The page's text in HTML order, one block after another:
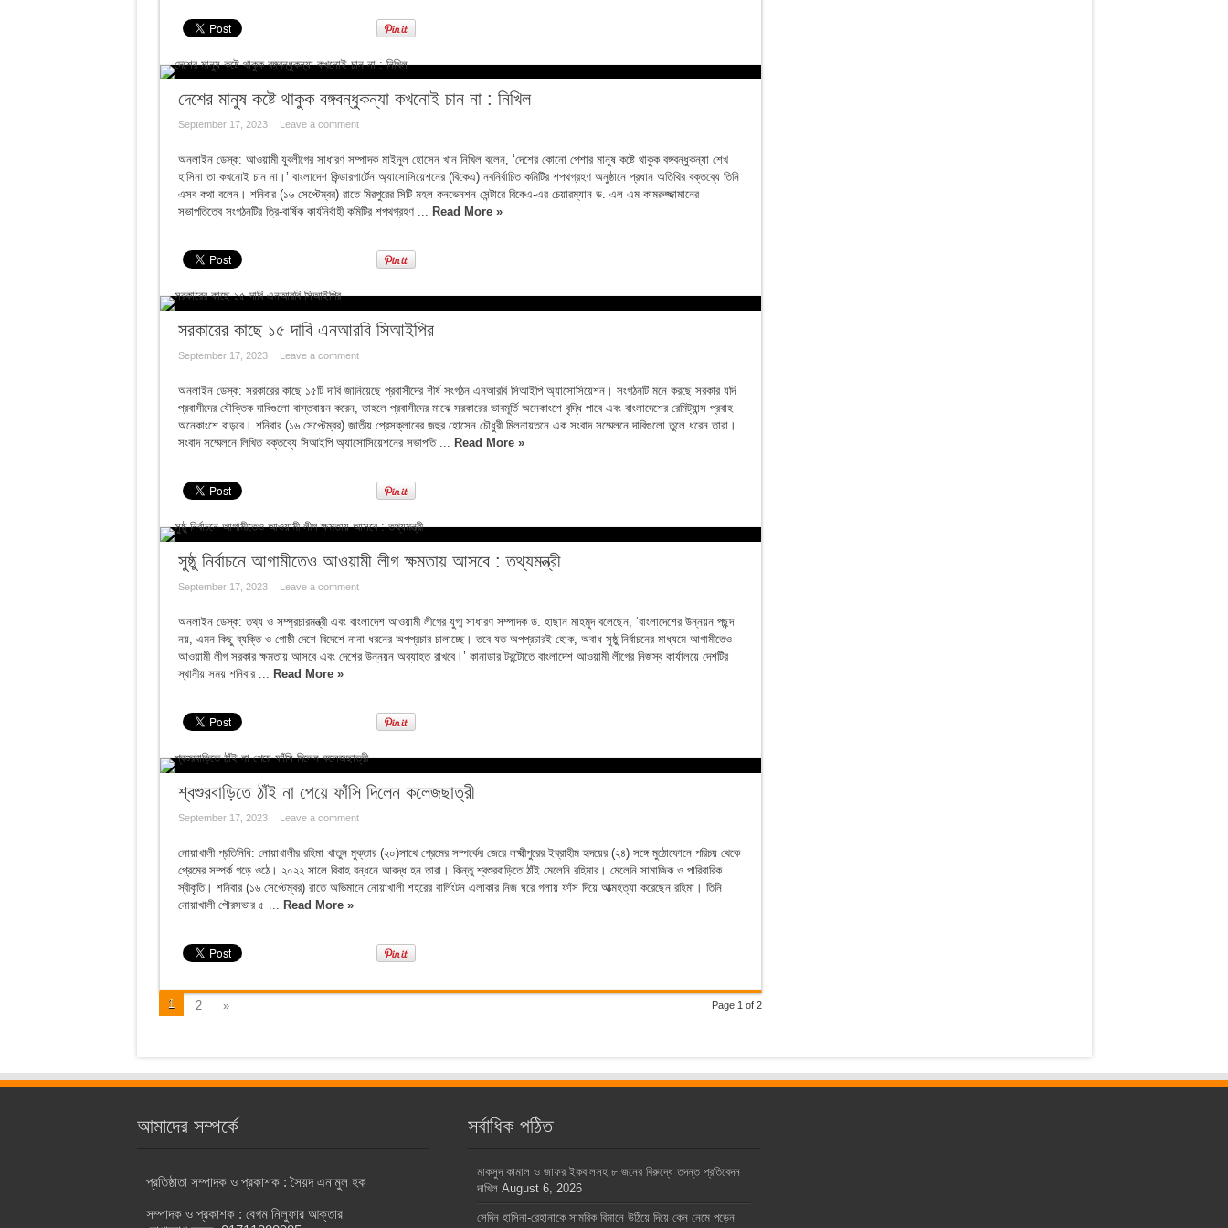
মেয়াদ পূর্ণ করতে পারেননি বাংলাদেশের যেসব রাষ্ট্রপতি
দেশের মানুষ কষ্টে থাকুক বঙ্গবন্ধুকন্যা কখনোই চান না : নিখিল
September 17, 2023 Leave a comment
অনলাইন ডেস্ক: আওয়ামী যুবলীগের সাধারণ সম্পাদক মাইনুল হোসেন খান নিখিল বলেন, ‘দেশের কোনো পেশার মানুষ কষ্টে থাকুক বঙ্গবন্ধুকন্যা শেখ
হাসিনা তা কখনোই চান না।’ বাংলাদেশ কিন্ডারগার্টেন অ্যাসোসিয়েশনের (বিকেএ) নবনির্বাচিত কমিটির শপথগ্রহণ অনুষ্ঠানে প্রধান অতিথির বক্তব্যে তিনি
এসব কথা বলেন। শনিবার (১৬ সেপ্টেম্বর) রাতে মিরপুরের সিটি মহল কনভেনশন সেন্টারে বিকেএ-এর চেয়ারম্যান ড. এল এম কামরুজ্জামানের
সভাপতিত্বে সংগঠনটির ত্রি-বার্ষিক কার্যনির্বাহী কমিটির শপথগ্রহণ ... Read More »
সরকারের কাছে ১৫ দাবি এনআরবি সিআইপির
September 17, 2023 Leave a comment
অনলাইন ডেস্ক: সরকারের কাছে ১৫টি দাবি জানিয়েছে প্রবাসীদের শীর্ষ সংগঠন এনআরবি সিআইপি অ্যাসোসিয়েশন। সংগঠনটি মনে করছে সরকার যদি
প্রবাসীদের যৌক্তিক দাবিগুলো বাস্তবায়ন করেন, তাহলে প্রবাসীদের মাঝে সরকারের ভাবমূর্তি অনেকাংশে বৃদ্ধি পাবে এবং বাংলাদেশের রেমিট্যান্স প্রবাহ
অনেকাংশে বাড়বে। শনিবার (১৬ সেপ্টেম্বর) জাতীয় প্রেসক্লাবের জহুর হোসেন চৌধুরী মিলনায়তনে এক সংবাদ সম্মেলনে দাবিগুলো তুলে ধরেন তারা।
সংবাদ সম্মেলনে লিখিত বক্তব্যে সিআইপি অ্যাসোসিয়েশনের সভাপতি ... Read More »
সুষ্ঠু নির্বাচনে আগামীতেও আওয়ামী লীগ ক্ষমতায় আসবে : তথ্যমন্ত্রী
September 17, 2023 Leave a comment
অনলাইন ডেস্ক: তথ্য ও সম্প্রচারমন্ত্রী এবং বাংলাদেশ আওয়ামী লীগের যুগ্ম সাধারণ সম্পাদক ড. হাছান মাহমুদ বলেছেন, ‘বাংলাদেশের উন্নয়ন পছন্দ
নয়, এমন কিছু ব্যক্তি ও গোষ্ঠী দেশে-বিদেশে নানা ধরনের অপপ্রচার চালাচ্ছে। তবে যত অপপ্রচারই হোক, অবাধ সুষ্ঠু নির্বাচনের মাধ্যমে আগামীতেও
আওয়ামী লীগ সরকার ক্ষমতায় আসবে এবং দেশের উন্নয়ন অব্যাহত রাখবে।’ কানাডার টরন্টোতে বাংলাদেশ আওয়ামী লীগের নিজস্ব কার্যালয়ে দেশটির
স্থানীয় সময় শনিবার ... Read More »
শ্বশুরবাড়িতে ঠাঁই না পেয়ে ফাঁসি দিলেন কলেজছাত্রী
September 17, 2023 Leave a comment
নোয়াখালী প্রতিনিধি: নোয়াখালীর রহিমা খাতুন মুক্তার (২০)সাথে প্রেমের সম্পর্কের জেরে লক্ষ্মীপুরের ইব্রাহীম হৃদয়ের (২৪) সঙ্গে মুঠোফোনে পরিচয় থেকে
প্রেমের সম্পর্ক গড়ে ওঠে। ২০২২ সালে বিবাহ বন্ধনে আবদ্ধ হন তারা। কিন্তু শ্বশুরবাড়িতে ঠাঁই মেলেনি রহিমার। মেলেনি সামাজিক ও পারিবারিক
স্বীকৃতি। শনিবার (১৬ সেপ্টেম্বর) রাতে অভিমানে নোয়াখালী শহরের বার্লিংটন এলাকার নিজ ঘরে গলায় ফাঁস দিয়ে আত্মহত্যা করেছেন রহিমা। তিনি
নোয়াখালী পৌরসভার ৫ ... Read More »
Page 1 of 2
1 2 »
আমাদের সম্পর্কে
প্রতিষ্ঠাতা সম্পাদক ও প্রকাশক : সৈয়দ এনামুল হক
সম্পাদক ও প্রকাশক : বেগম নিলুফার আক্তার
সর্বাধিক পঠিত
মাকসুদ কামাল ও জাফর ইকবালসহ ৮ জনের বিরুদ্ধে তদন্ত প্রতিবেদন
দাখিল August 6, 2026
সেদিন হাসিনা-রেহানাকে সামরিক বিমানে উঠিয়ে দিয়ে কেন নেমে পড়েন